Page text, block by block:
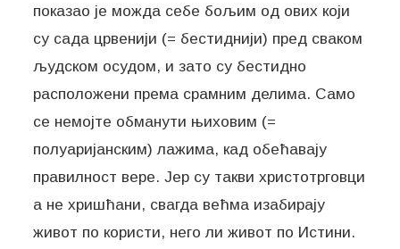
показао је можда себе бољим од ових који
су сада црвенији (= бестиднији) пред сваком
људском осудом, и зато су бестидно
расположени према срамним делима. Само
се немојте обманути њиховим (=
полуаријанским) лажима, кад обећавају
правилност вере. Јер су такви христотрговци
а не хришћани, свагда већма изабирају
живот по користи, него ли живот по Истини.